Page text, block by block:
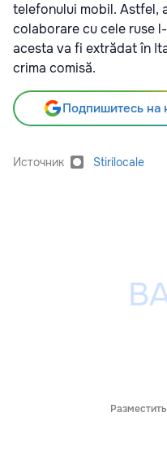
telefonului mobil. Astfel,
colaborare cu cele ruse
acesta va fi extrădat în
crima comisă.
Подпишитесь на
Источник Stirilocale